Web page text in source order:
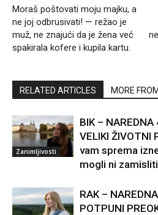
Moraš poštovati moju majku, a
ne joj odbrusivati! — režao je
muž, ne znajući da je žena već
spakirala kofere i kupila kartu.
RELATED ARTICLES MORE
Zanimljivosti
BIK – NAREDNA
VELIKI ŽIVOTNI
vam sprema
mogli ni
RAK –
POTPUNI